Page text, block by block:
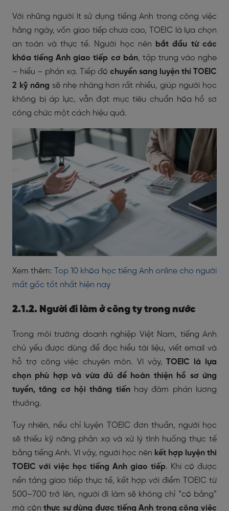
Với những người ít sử dụng tiếng Anh trong công việc
hằng ngày, vốn giao tiếp chưa cao, TOEIC là lựa chọn
an toàn và thực tế. Người học nên
bắt đầu từ các
khóa tiếng Anh giao tiếp cơ bản, tập trung vào nghe
– hiểu – phản xạ. Tiếp đó chuyển sang luyện thi TOEIC
2 kỹ năng sẽ nhẹ nhàng hơn rất nhiều, giúp người học
không bị áp lực, vẫn đạt mục tiêu chuẩn hóa hồ sơ
công chức một cách hiệu quả.
Xem thêm:
Top 10 khóa học tiếng Anh online cho người
mất gốc tốt nhất hiện nay
2.1.2. Người đi làm ở công ty trong nước
Trong môi trường doanh nghiệp Việt Nam, tiếng Anh
chủ yếu được dùng để đọc hiểu tài liệu, viết email và
hỗ trợ công việc chuyên môn. Vì vậy,TOEIC là lựa
chọn phù hợp và vừa đủ để hoàn thiện hồ sơ ứng
tuyển, tăng cơ hội thăng tiếnhay đàm phán lương
thưởng.
Tuy nhiên, nếu chỉ luyện TOEIC đơn thuần, người học
sẽ thiếu kỹ năng phản xạ và xử lý tình huống thực tế
bằng tiếng Anh. Vì vậy, người học nên kết hợp luyện thi
TOEIC với việc học tiếng Anh giao tiếp. Khi có được
nền tảng giao tiếp thực tế, kết hợp với điểm TOEIC từ
500–700 trở lên, người đi làm sẽ không chỉ “có bằng”
mà cònthực sự dùng được tiếng Anh trong công việc